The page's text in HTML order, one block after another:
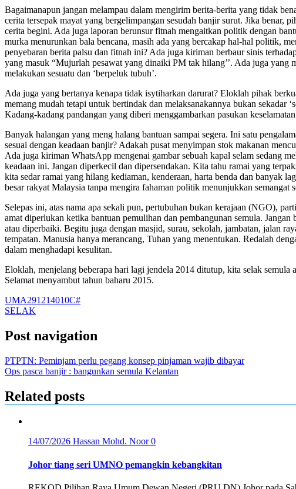
Bagaimanapun jangan melampau dalam mengirim berita-berita yang tidak
cerita tersepak mayat yang bergelimpangan sesudah banjir surut. Jika benar,
cerita begini. Ada juga laporan berunsur fitnah mengaitkan politik dengan
murka menurunkan bala bencana, masih ada yang bercakap hal-hal politik,
penyebaran berita palsu dan fitnah ini? Ada juga kiriman berbaur sinis
yang masuk “Mujurlah pesawat yang dinaiki PM tak hilang’’. Ada juga
melakukan sesuatu dan ‘berpeluk tubuh’.
Ada juga yang bertanya kenapa tidak isytiharkan darurat? Eloklah pihak
memang mudah tetapi untuk bertindak dan melaksanakannya bukan
Kadang-kadang pandangan yang diberi menggambarkan pasukan
Banyak halangan yang meng­ halang bantuan sampai segera­. Ini satu
sesuai dengan keadaan banjir? Adakah pusat menyimpan­ stok makanan
Ada juga kiriman WhatsApp mengenai gambar sebuah kapal selam sedang
keadaan ini. Jangan diperkecil dan dipersendakan. Kita tahu ramai yang
kita sedar ramai yang hilang kediaman, kenderaan, harta benda dan banyak
besar rakyat Malaysia tanpa mengira fahaman politik menunjukkan semangat
Selepas ini, atas nama apa sekali pun, pertubuhan bukan kerajaan (NGO),
amat diperlukan ketika bantuan pemulihan dan pembangunan semula.
atau diperbaiki. Begitu juga dengan masjid, surau, sekolah, jambatan, jalan
tempatan. Manusia hanya merancang, Tuhan yang menentukan. Redalah
dalam menghadapi kesulitan.
Eloklah, menjelang beberapa hari lagi jendela 2014 ditutup, kita selak
Selamat menyambut tahun baharu 2015.
UMA291214010C#
SELAK
Post navigation
PTPTN: Peminjam perlu pegang konsep pinjaman wajib dibayar
Ops pasca banjir : bangunkan semula Kelantan
Related posts
14/07/2026 Hassan Mohd. Noor0
Johor tiang seri UMNO pemangkin kebangkitan